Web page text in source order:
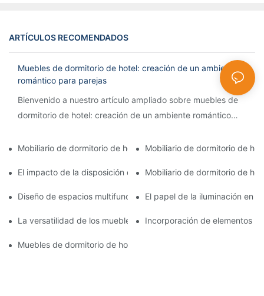
ARTÍCULOS RECOMENDADOS
Muebles de dormitorio de hotel: creación de un ambiente
romántico para parejas
Bienvenido a nuestro artículo ampliado sobre muebles de
dormitorio de hotel: creación de un ambiente romántico
la f
Mobiliario de dormitorio de hotel: transformación de espacios
Mobiliario de dormitorio de
El impacto de la disposición de los muebles en el flujo y la
Mobiliario de dormitorio de
Diseño de espacios multifuncionales: muebles de dormitorio
El papel de la iluminación en
La versatilidad de los muebles modulares en las habitaciones
Incorporación de elementos
Muebles de dormitorio de hotel para alojamiento familiar